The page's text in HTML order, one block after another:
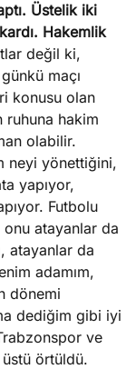
Üstelik iki
Hakemlik
değil ki,
maçı
konusu olan
ruhuna hakim
olabilir.
neyi yönettiğini,
yapıyor,
Futbolu
atayanlar da
atayanlar da
adamım,
dönemi
dediğim gibi iyi
ve
üstü örtüldü.